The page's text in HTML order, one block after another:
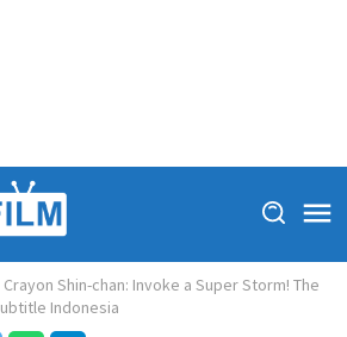
Crayon Shin-chan: Invoke a Super Storm! The
Indonesia